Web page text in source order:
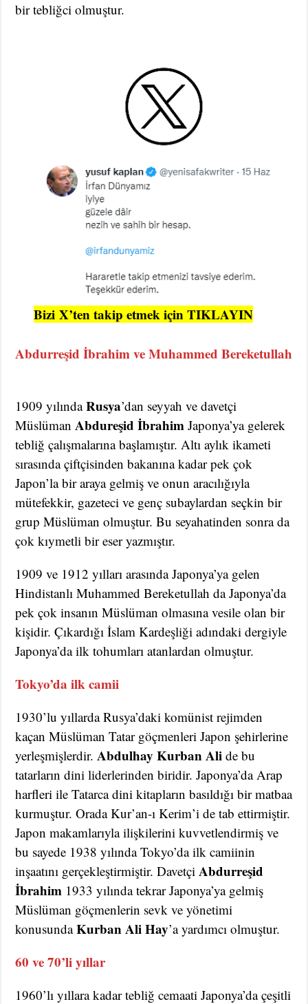
bir tebliğci olmuştur.
Bizi X’ten takip etmek için TIKLAYIN
Abdurreşid İbrahim ve Muhammed Bereketullah
1909 yılındaRusya’dan seyyah ve davetçi
Müslüman Abdureşid İbrahim Japonya’ya gelerek
tebliğ çalışmalarına başlamıştır. Altı aylık ikameti
sırasında çiftçisinden bakanına kadar pek çok
Japon’la bir araya gelmiş ve onun aracılığıyla
mütefekkir, gazeteci ve genç subaylardan seçkin bir
grup Müslüman olmuştur. Bu seyahatinden sonra da
çok kıymetli bir eser yazmıştır.
1909 ve 1912 yılları arasında Japonya’ya gelen
Hindistanlı Muhammed Bereketullah da Japonya’da
pek çok insanın Müslüman olmasına vesile olan bir
kişidir. Çıkardığı İslam Kardeşliği adındaki dergiyle
Japonya’da ilk tohumları atanlardan olmuştur.
Tokyo’da ilk camii
1930’lu yıllarda Rusya’daki komünist rejimden
kaçan Müslüman Tatar göçmenleri Japon şehirlerine
yerleşmişlerdir. Abdulhay Kurban Alide bu
tatarların dini liderlerinden biridir. Japonya’da Arap
harfleri ile Tatarca dini kitapların basıldığı bir matbaa
kurmuştur. Orada Kur’an-ı Kerim’i de tab ettirmiştir.
Japon makamlarıyla ilişkilerini kuvvetlendirmiş ve
bu sayede 1938 yılında Tokyo’da ilk camiinin
inşaatını gerçekleştirmiştir. Davetçi Abdurreşid
İbrahim 1933 yılında tekrar Japonya’ya gelmiş
Müslüman göçmenlerin sevk ve yönetimi
konusundaKurban Ali Hay’a yardımcı olmuştur.
60 ve 70’li yıllar
1960’lı yıllara kadar tebliğ cemaati Japonya’da çeşitli